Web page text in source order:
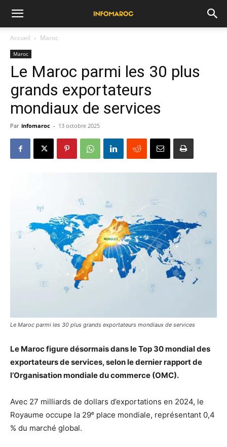
Accueil Maroc
Maroc
Le Maroc parmi les 30 plus
grands exportateurs
mondiaux de services
Par infomaroc - 13 octobre 2025
Le Maroc parmi les 30 plus grands exportateurs mondiaux de services
Le Maroc figure désormais dans le Top 30 mondial des
exportateurs de services, selon le dernier rapport de
l’Organisation mondiale du commerce (OMC).
Avec 27 milliards de dollars d’exportations en 2024, le
Royaume occupe la 29ᵉ place mondiale, représentant 0,4
% du marché global.